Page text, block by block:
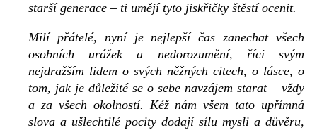
starší generace – ti umějí tyto jiskřičky štěstí ocenit.
Milí přátelé, nyní je nejlepší čas zanechat všech
osobních urážek a nedorozumění, říci svým
nejdražším lidem o svých něžných citech, o lásce, o
tom, jak je důležité se o sebe navzájem starat – vždy
a za všech okolností. Kéž nám všem tato upřímná
slova a ušlechtilé pocity dodají sílu mysli a důvěru,